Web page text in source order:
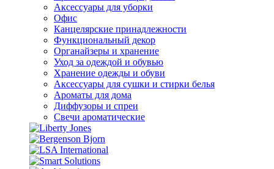
Аксессуары для уборки
Офис
Канцелярские принадлежности
Функциональный декор
Органайзеры и хранение
Уход за одеждой и обувью
Хранение одежды и обуви
Аксессуары для сушки и стирки белья
Ароматы для дома
Диффузоры и спреи
Свечи ароматические